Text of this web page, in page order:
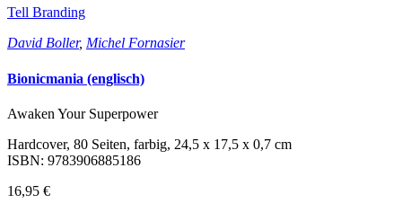
Tell Branding
David Boller, Michel Fornasier
Bionicmania (englisch)
Awaken Your Superpower
Hardcover, 80 Seiten, farbig, 24,5 x 17,5 x 0,7 cm
ISBN: 9783906885186
16,95 €